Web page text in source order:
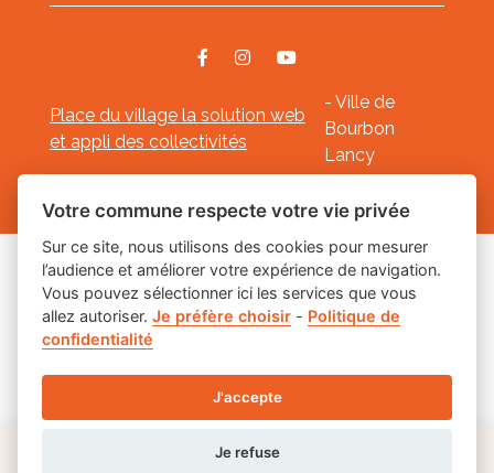
Place du village la solution web
et appli des collectivités
- Ville de
Bourbon
Lancy
Mentions légales-- Gestion des cookies
Les labels
Votre commune respecte votre vie privée
Sur ce site, nous utilisons des cookies pour mesurer
l’audience et améliorer votre expérience de navigation.
Vous pouvez sélectionner ici les services que vous
allez autoriser.Je préfère choisir - Politique de
confidentialité
J'accepte
Je refuse